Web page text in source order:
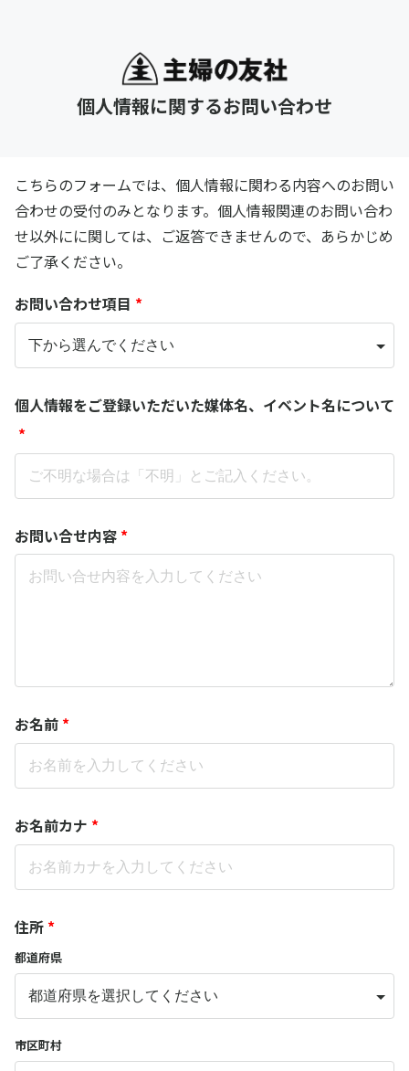
個人情報に関するお問い合わせ
こちらのフォームでは、個人情報に関わる内容へのお問い
合わせの受付のみとなります。個人情報関連のお問い合わ
せ以外にに関しては、ご返答できませんので、あらかじめ
ご了承ください。
お問い合わせ項目 *
個人情報をご登録いただいた媒体名、イベント名について
*
お問い合せ内容 *
お名前 *
お名前カナ *
住所 *
都道府県
市区町村